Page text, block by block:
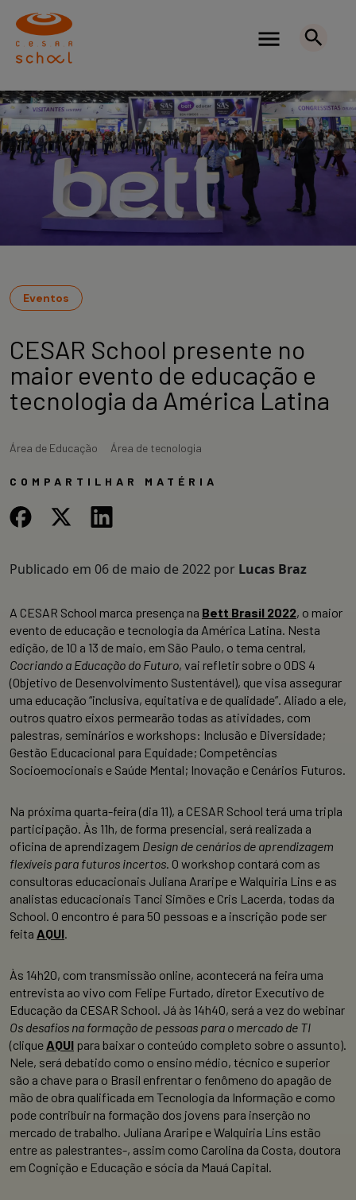
Eventos
CESAR School presente no
maior evento de educação e
tecnologia da América Latina
Área de Educação Área de tecnologia
COMPARTILHAR MATÉRIA
Publicado em 06 de maio de 2022 por Lucas Braz
A CESAR School marca presença na Bett Brasil 2022, o maior
evento de educação e tecnologia da América Latina. Nesta
edição, de 10 a 13 de maio, em São Paulo, o tema central,
Cocriando a Educação do Futuro, vai refletir sobre o ODS 4
(Objetivo de Desenvolvimento Sustentável), que visa assegurar
uma educação “inclusiva, equitativa e de qualidade”. Aliado a ele,
outros quatro eixos permearão todas as atividades, com
palestras, seminários e workshops: Inclusão e Diversidade;
Gestão Educacional para Equidade; Competências
Socioemocionais e Saúde Mental; Inovação e Cenários Futuros.
Na próxima quarta-feira (dia 11), a CESAR School terá uma tripla
participação. Às 11h, de forma presencial, será realizada a
oficina de aprendizagem Design de cenários de aprendizagem
flexíveis para futuros incertos. O workshop contará com as
consultoras educacionais Juliana Araripe e Walquiria Lins e as
analistas educacionais Tanci Simões e Cris Lacerda, todas da
School. O encontro é para 50 pessoas e a inscrição pode ser
feita AQUI.
Às 14h20, com transmissão online, acontecerá na feira uma
entrevista ao vivo com Felipe Furtado, diretor Executivo de
Educação da CESAR School. Já às 14h40, será a vez do webinar
Os desafios na formação de pessoas para o mercado de TI
(clique AQUI para baixar o conteúdo completo sobre o assunto).
Nele, será debatido como o ensino médio, técnico e superior
são a chave para o Brasil enfrentar o fenômeno do apagão de
mão de obra qualificada em Tecnologia da Informação e como
pode contribuir na formação dos jovens para inserção no
mercado de trabalho. Juliana Araripe e Walquiria Lins estão
entre as palestrantes-, assim como Carolina da Costa, doutora
em Cognição e Educação e sócia da Mauá Capital.